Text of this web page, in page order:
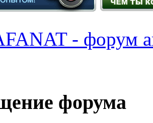
- форум
форума